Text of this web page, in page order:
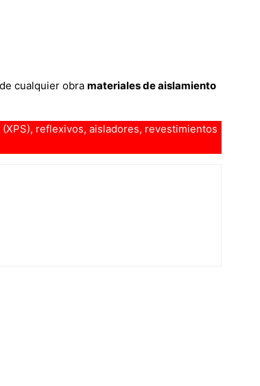
cualquier obra materiales de aislamiento
reflexivos, aisladores, revestimientos